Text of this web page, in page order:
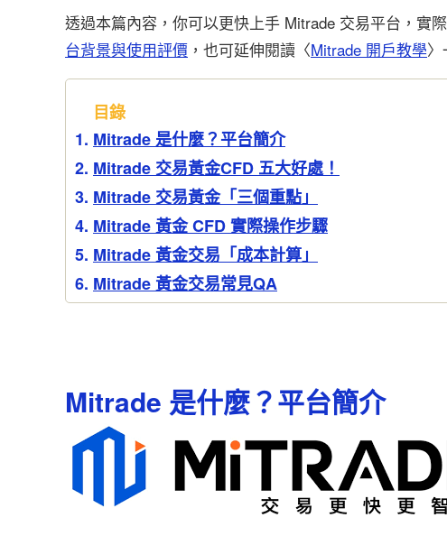
透過本篇內容，你可以更快上手 Mitrade 交易平台，實
台背景與使用評價 ，也可延伸閱讀〈Mitrade 開戶教學〉
目錄
Mitrade 是什麼？平台簡介
Mitrade 交易黃金CFD 五大好處！
Mitrade 交易黃金「三個重點」
Mitrade 黃金 CFD 實際操作步驟
Mitrade 黃金交易「成本計算」
Mitrade 黃金交易常見QA
Mitrade 是什麼？平台簡介